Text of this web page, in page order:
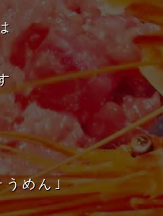
うめん｣